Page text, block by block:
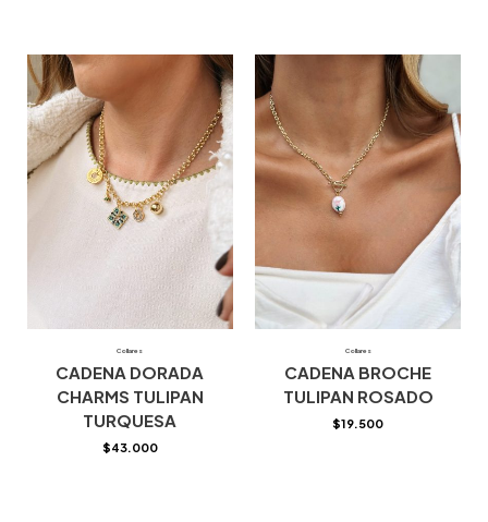
Collares
CADENA DORADA
CHARMS TULIPAN
TURQUESA
$43.000
Collares
CADENA BROCHE
TULIPAN ROSADO
$19.500